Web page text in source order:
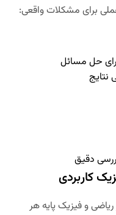
برای مشکلات واقعی:
حل مسائل
نتایج
دقیق
و فیزیک پایه هر